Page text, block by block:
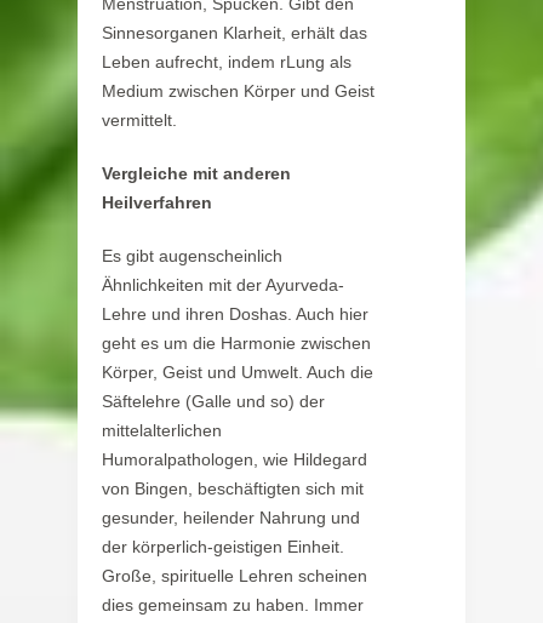
Sinnesorganen Klarheit, erhält das
Leben aufrecht, indem rLung als
Medium zwischen Körper und Geist
vermittelt.
Vergleiche mit anderen
Heilverfahren
Es gibt augenscheinlich
Ähnlichkeiten mit der Ayurveda-
Lehre und ihren Doshas. Auch hier
geht es um die Harmonie zwischen
Körper, Geist und Umwelt. Auch die
Säftelehre (Galle und so) der
mittelalterlichen
Humoralpathologen, wie Hildegard
von Bingen, beschäftigten sich mit
gesunder, heilender Nahrung und
der körperlich-geistigen Einheit.
Große, spirituelle Lehren scheinen
dies gemeinsam zu haben. Immer